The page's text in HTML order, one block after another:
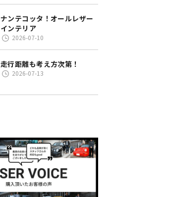
ナンテコッタ！オールレザー
インテリア
2026-07-10
走行距離も考え方次第！
2026-07-13